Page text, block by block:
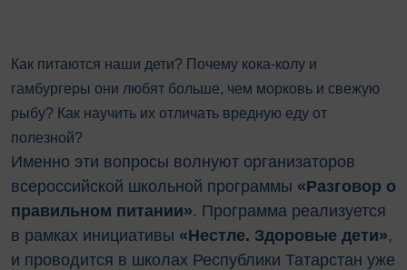
Как питаются наши дети? Почему кока-колу и
гамбургеры они любят больше, чем морковь и свежую
рыбу? Как научить их отличать вредную еду от
полезной?
Именно эти вопросы волнуют организаторов
всероссийской школьной программы «Разговор о
правильном питании». Программа реализуется
в рамках инициативы «Нестле. Здоровые дети»,
и проводится в школах Республики Татарстан уже